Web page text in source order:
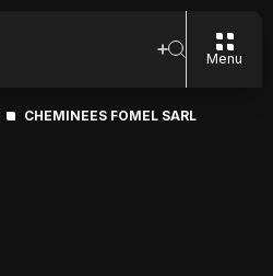
Menu
CHEMINEES FOMEL SARL